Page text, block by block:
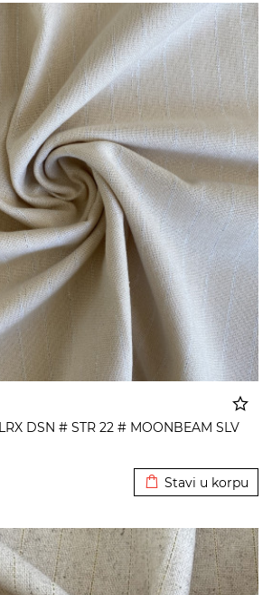
DSN # STR 22 # MOONBEAM SLV
Stavi u korpu